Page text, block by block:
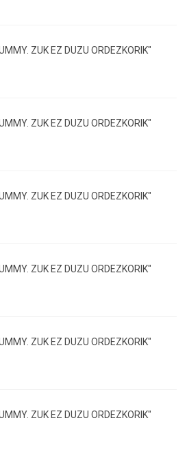
ZUK EZ DUZU ORDEZKORIK"
ZUK EZ DUZU ORDEZKORIK"
ZUK EZ DUZU ORDEZKORIK"
ZUK EZ DUZU ORDEZKORIK"
ZUK EZ DUZU ORDEZKORIK"
ZUK EZ DUZU ORDEZKORIK"